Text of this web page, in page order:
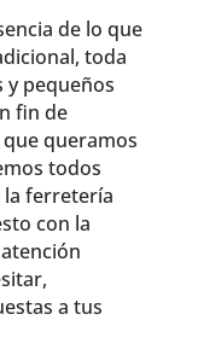
de lo que
toda
y pequeños
fin de
queramos
todos
la ferretería
con la
a tus